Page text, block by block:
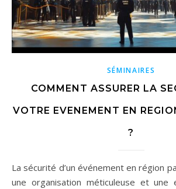
SÉMINAIRES
COMMENT ASSURER LA
VOTRE EVENEMENT EN
?
La sécurité d’un événement en région parisienne nécessite
une organisation méticuleuse et une